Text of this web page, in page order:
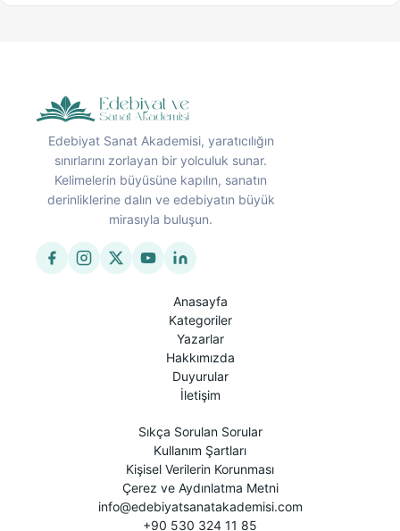
Edebiyat Sanat Akademisi, yaratıcılığın
sınırlarını zorlayan bir yolculuk sunar.
Kelimelerin büyüsüne kapılın, sanatın
derinliklerine dalın ve edebiyatın büyük
mirasıyla buluşun.
Anasayfa
Kategoriler
Yazarlar
Hakkımızda
Duyurular
İletişim
Sıkça Sorulan Sorular
Kullanım Şartları
Kişisel Verilerin Korunması
Çerez ve Aydınlatma Metni
info@edebiyatsanatakademisi.com
+90 530 324 11 85